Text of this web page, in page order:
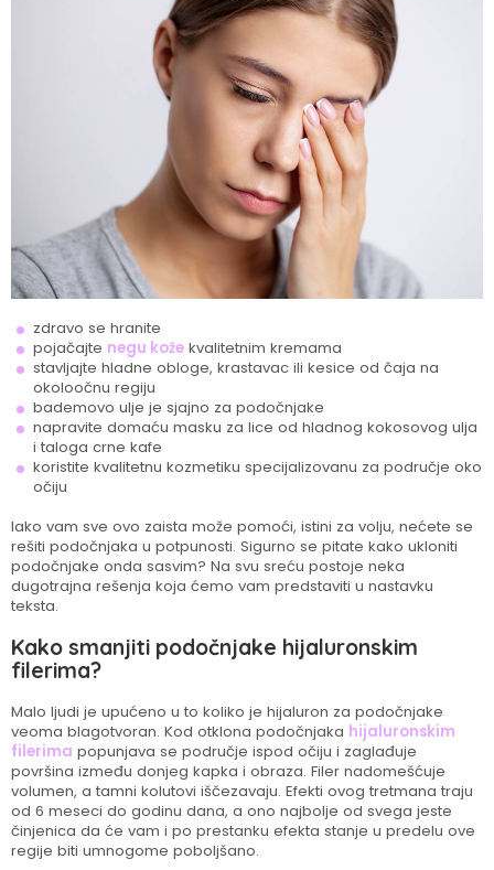
zdravo se hranite
pojačajte negu kože kvalitetnim kremama
stavljajte hladne obloge, krastavac ili kesice od čaja na
okoloočnu regiju
bademovo ulje je sjajno za podočnjake
napravite domaću masku za lice od hladnog kokosovog ulja
i taloga crne kafe
koristite kvalitetnu kozmetiku specijalizovanu za područje oko
očiju
Iako vam sve ovo zaista može pomoći, istini za volju, nećete se
rešiti podočnjaka u potpunosti. Sigurno se pitate kako ukloniti
podočnjake onda sasvim? Na svu sreću postoje neka
dugotrajna rešenja koja ćemo vam predstaviti u nastavku
teksta.
Kako smanjiti podočnjake hijaluronskim
filerima?
Malo ljudi je upućeno u to koliko je hijaluron za podočnjake
veoma blagotvoran. Kod otklona podočnjaka hijaluronskim
filerima popunjava se područje ispod očiju i zaglađuje
površina između donjeg kapka i obraza. Filer nadomešćuje
volumen, a tamni kolutovi iščezavaju. Efekti ovog tretmana traju
od 6 meseci do godinu dana, a ono najbolje od svega jeste
činjenica da će vam i po prestanku efekta stanje u predelu ove
regije biti umnogome poboljšano.